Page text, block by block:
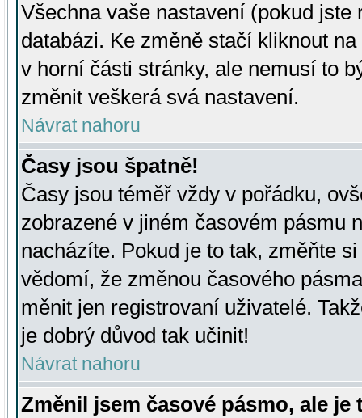
Všechna vaše nastavení (pokud
databázi. Ke změně stačí kliknout
v horní části stránky, ale nemusí to
změnit veškerá svá nastavení.
Návrat nahoru
Časy jsou špatně!
Časy jsou téměř vždy v pořádku,
zobrazené v jiném časovém pásmu
nacházíte. Pokud je to tak, změňte
vědomí, že změnou časového
měnit jen registrovaní uživatelé.
je dobrý důvod tak učinit!
Návrat nahoru
Změnil jsem časové pásmo, ale je